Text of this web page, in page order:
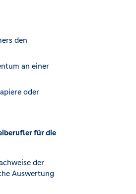
den
an einer
oder
für die
der
Auswertung